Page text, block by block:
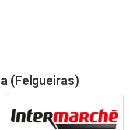
(Felgueiras)